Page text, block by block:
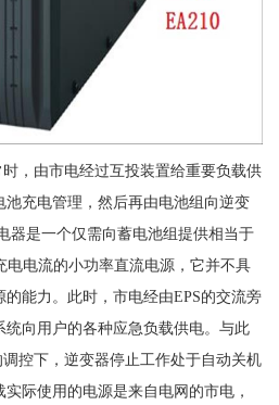
，由市电经过互投装置给重要负载供
充电管理，然后再由电池组向逆变
器是一个仅需向蓄电池组提供相当于
电电流的小功率直流电源，它并不具
能力。此时，市电经由EPS的交流旁
向用户的各种应急负载供电。与此
控下，逆变器停止工作处于自动关机
际使用的电源是来自电网的市电，